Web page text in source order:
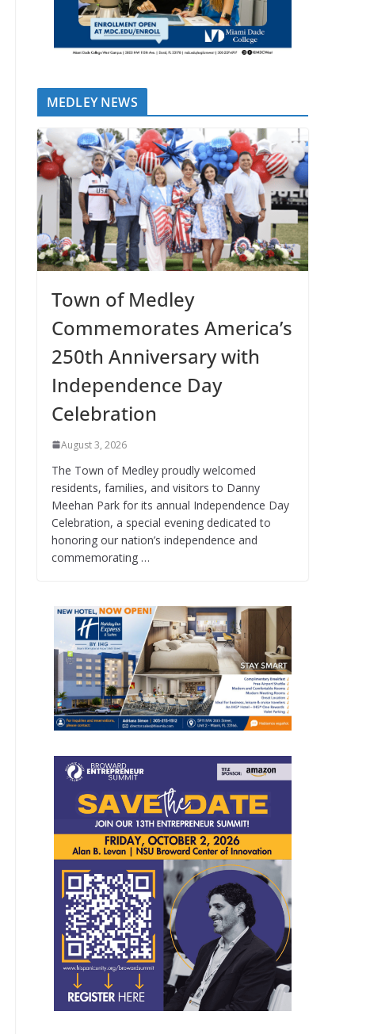
MEDLEY NEWS
Town of Medley
Commemorates America’s
250th Anniversary with
Independence Day
Celebration
August 3, 2026
The Town of Medley proudly welcomed
residents, families, and visitors to Danny
Meehan Park for its annual Independence Day
Celebration, a special evening dedicated to
honoring our nation’s independence and
commemorating …